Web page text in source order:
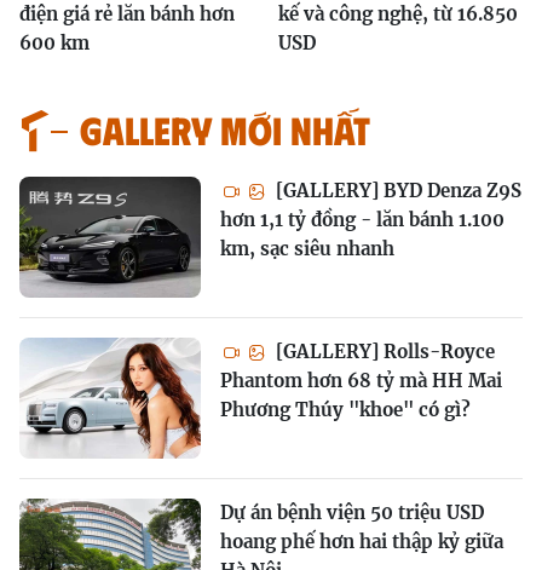
điện giá rẻ lăn bánh hơn
600 km
kế và công nghệ, từ 16.850
USD
GALLERY MỚI NHẤT
[GALLERY] BYD Denza Z9S
hơn 1,1 tỷ đồng - lăn bánh 1.100
km, sạc siêu nhanh
[GALLERY] Rolls-Royce
Phantom hơn 68 tỷ mà HH Mai
Phương Thúy "khoe" có gì?
Dự án bệnh viện 50 triệu USD
hoang phế hơn hai thập kỷ giữa